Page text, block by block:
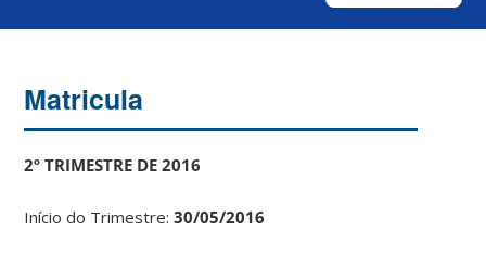
Matricula
2º TRIMESTRE DE 2016
Início do Trimestre:30/05/2016